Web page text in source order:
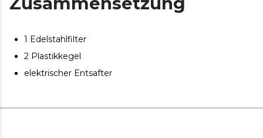
Spülmaschinenfest: Reinigen Sie die abnehmbaren
Fassungsvermögen des Entsafters 500 ml.
1 Edelstahlfilter
2 Plastikkegel
elektrischer Entsafter